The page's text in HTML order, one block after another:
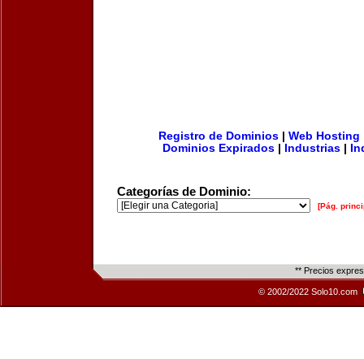
Registro de Dominios| Web Hosting
Dominios Expirados
Industrias
Categorías de Dominio:
[Pág.
** Precios
© 2002/2022 Solo10.com